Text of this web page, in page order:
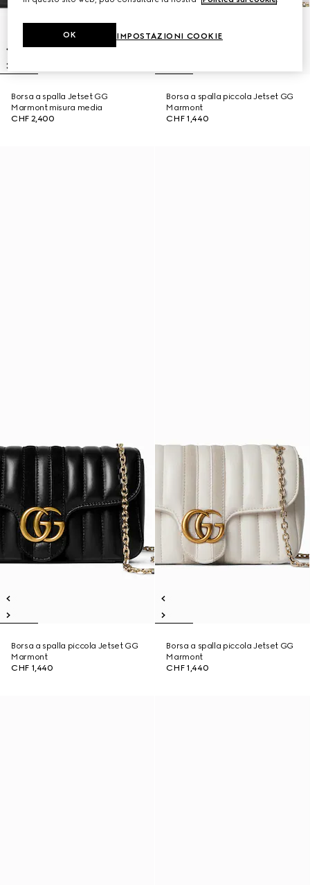
Borsa a spalla Jetset GG
Marmont misura media
CHF 2,400
Borsa a spalla piccola Jetset GG
Marmont
CHF 1,440
Borsa a spalla piccola Jetset GG
Marmont
CHF 1,440
Borsa a spalla piccola Jetset GG
Marmont
CHF 1,440
IMPOSTAZIONI COOKIE
OK